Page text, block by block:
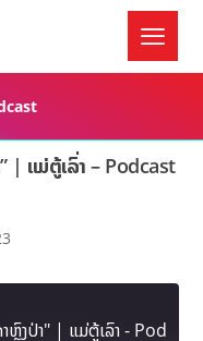
| ແມ່ຕູ້ເລົ່າ – Podcast